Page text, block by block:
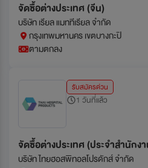
จัดซื้อต่างประเทศ (จีน)
บริษัท เรียล แมททีเรียล จำกัด
กรุงเทพมหานคร เขตบางกะปิ
ตามตกลง
รับสมัครด่วน
1 วันที่แล้ว
จัดซื้อต่างประเทศ (ประจำสำนัก
บริษัท ไทยฮอสพิทอลโปรดักส์ จำกัด